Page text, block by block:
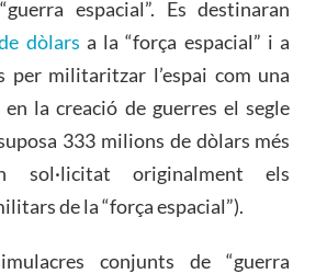
espacial”. Es destinaran
dòlars a la “força espacial” i a
per militaritzar l’espai com una
la creació de guerres el segle
333 milions de dòlars més
sol·licitat originalment els
de la “força espacial”).
conjunts de “guerra